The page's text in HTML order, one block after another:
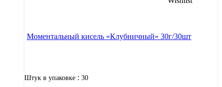
Моментальный кисель «Клубничный» 30г/30шт
Штук в упаковке : 30